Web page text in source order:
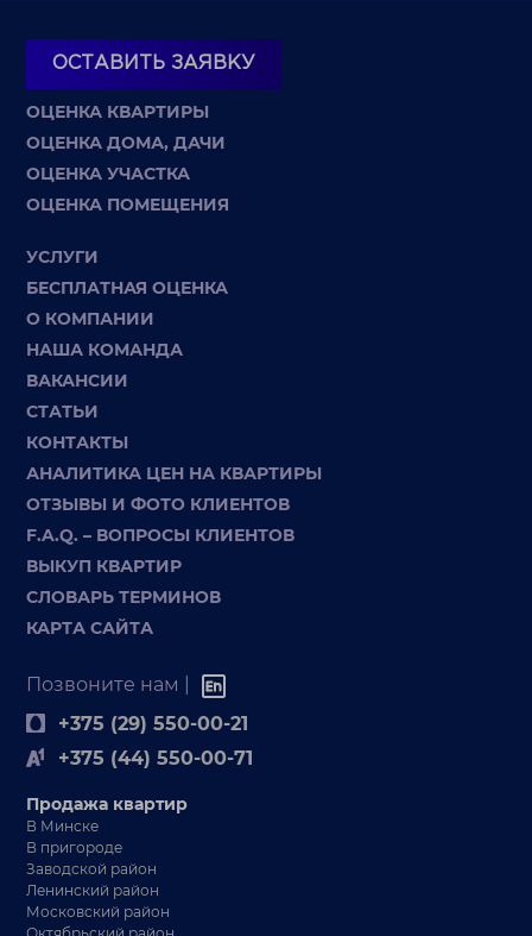
ОСТАВИТЬ ЗАЯВКУ
ОЦЕНКА КВАРТИРЫ
ОЦЕНКА ДОМА, ДАЧИ
ОЦЕНКА УЧАСТКА
ОЦЕНКА ПОМЕЩЕНИЯ
УСЛУГИ
БЕСПЛАТНАЯ ОЦЕНКА
О КОМПАНИИ
НАША КОМАНДА
ВАКАНСИИ
СТАТЬИ
КОНТАКТЫ
АНАЛИТИКА ЦЕН НА КВАРТИРЫ
ОТЗЫВЫ И ФОТО КЛИЕНТОВ
F.A.Q. – ВОПРОСЫ КЛИЕНТОВ
ВЫКУП КВАРТИР
СЛОВАРЬ ТЕРМИНОВ
КАРТА САЙТА
Позвоните нам |
+375 (29) 550-00-21
+375 (44) 550-00-71
Продажа квартир
В Минске
В пригороде
Заводской район
Ленинский район
Московский район